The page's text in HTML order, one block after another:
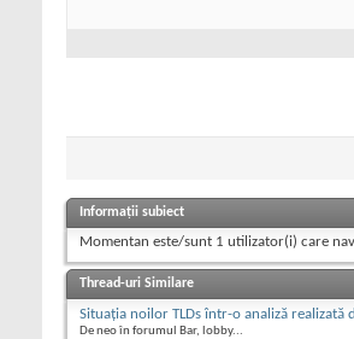
Informații subiect
Momentan este/sunt 1 utilizator(i) care
Thread-uri Similare
Situația noilor TLDs într-o analiză realizată
De neo în forumul Bar, lobby...